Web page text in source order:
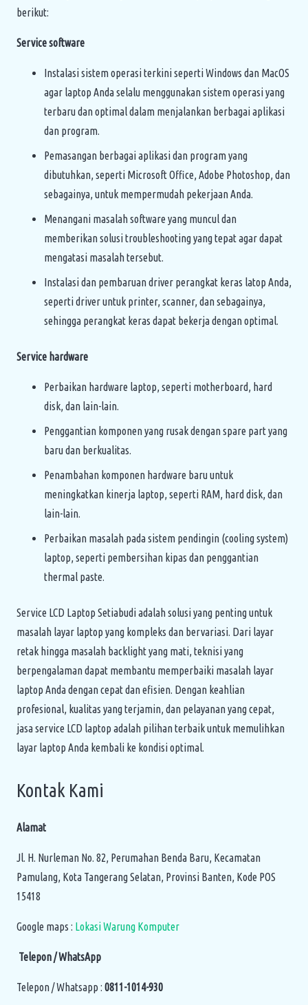
berikut:
Service software
Instalasi sistem operasi terkini seperti Windows dan MacOS
agar laptop Anda selalu menggunakan sistem operasi yang
terbaru dan optimal dalam menjalankan berbagai aplikasi
dan program.
Pemasangan berbagai aplikasi dan program yang
dibutuhkan, seperti Microsoft Office, Adobe Photoshop, dan
sebagainya, untuk mempermudah pekerjaan Anda.
Menangani masalah software yang muncul dan
memberikan solusi troubleshooting yang tepat agar dapat
mengatasi masalah tersebut.
Instalasi dan pembaruan driver perangkat keras latop Anda,
seperti driver untuk printer, scanner, dan sebagainya,
sehingga perangkat keras dapat bekerja dengan optimal.
Service hardware
Perbaikan hardware laptop, seperti motherboard, hard
disk, dan lain-lain.
Penggantian komponen yang rusak dengan spare part yang
baru dan berkualitas.
Penambahan komponen hardware baru untuk
meningkatkan kinerja laptop, seperti RAM, hard disk, dan
lain-lain.
Perbaikan masalah pada sistem pendingin (cooling system)
laptop, seperti pembersihan kipas dan penggantian
thermal paste.
Service LCD Laptop Setiabudi adalah solusi yang penting untuk
masalah layar laptop yang kompleks dan bervariasi. Dari layar
retak hingga masalah backlight yang mati, teknisi yang
berpengalaman dapat membantu memperbaiki masalah layar
laptop Anda dengan cepat dan efisien. Dengan keahlian
profesional, kualitas yang terjamin, dan pelayanan yang cepat,
jasa service LCD laptop adalah pilihan terbaik untuk memulihkan
layar laptop Anda kembali ke kondisi optimal.
Kontak Kami
Alamat
Jl. H. Nurleman No. 82, Perumahan Benda Baru, Kecamatan
Pamulang, Kota Tangerang Selatan, Provinsi Banten, Kode POS
15418
Google maps : Lokasi Warung Komputer
Telepon / WhatsApp
Telepon / Whatsapp : 0811-1014-930